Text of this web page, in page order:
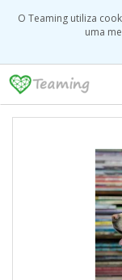
O Teaming utiliza
uma